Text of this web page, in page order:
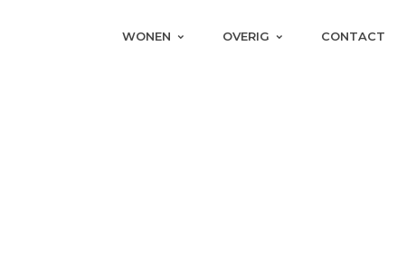
WONEN OVERIG CONTACT